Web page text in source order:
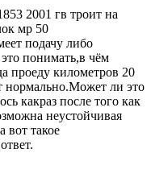
2001 гв троит на
мр 50
подачу либо
понимать,в чём
проеду километров 20
нормально.Может ли это
какраз после того как
неустойчивая
вот такое